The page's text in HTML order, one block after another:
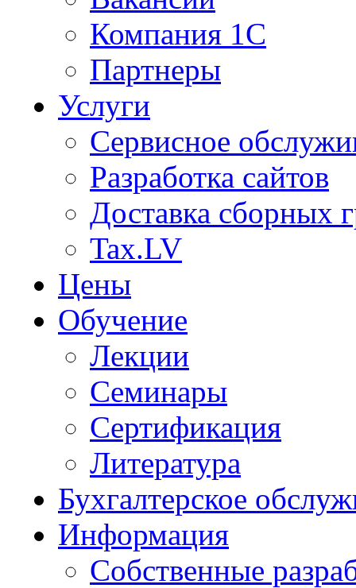
Компания 1С
Партнеры
Услуги
Сервисное
Разработка сайтов
Доставка сборных
Tax.LV
Цены
Обучение
Лекции
Семинары
Сертификация
Литература
Бухгалтерское
Информация
Собственные